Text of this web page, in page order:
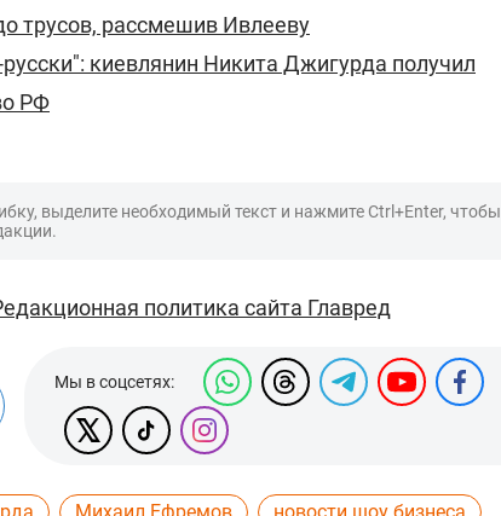
трусов, рассмешив Ивлееву
киевлянин Никита Джигурда получил
РФ
выделите необходимый текст и нажмите Ctrl+Enter, чтобы
политика сайта Главред
Мы в соцсетях: